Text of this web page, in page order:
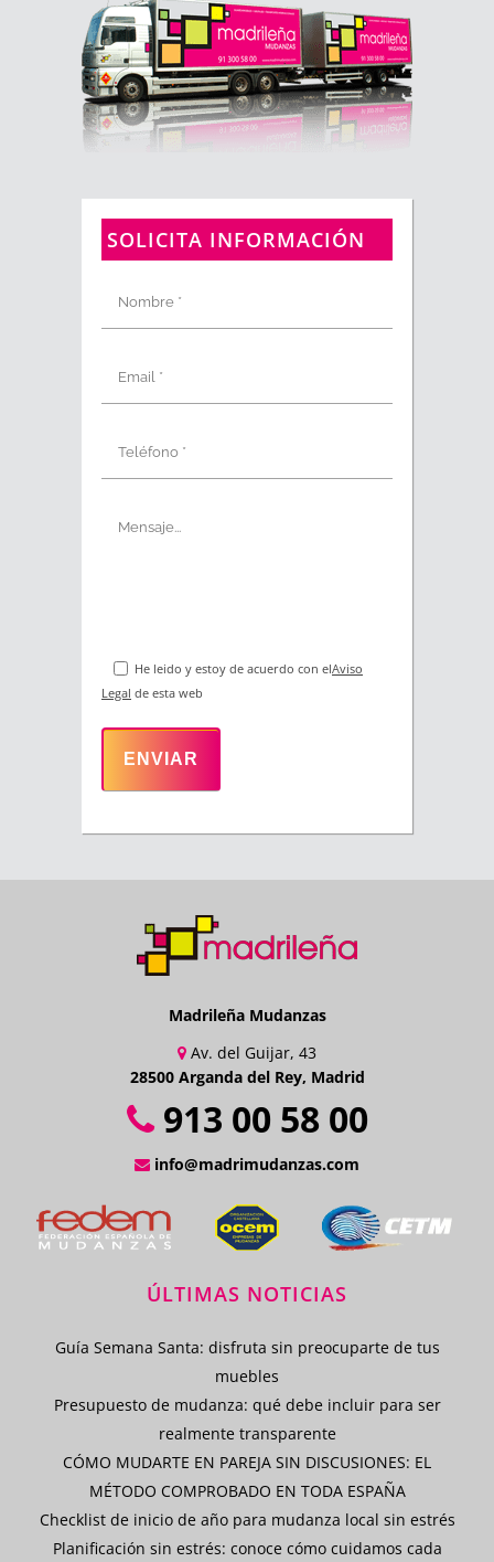
SOLICITA INFORMACIÓN
He leido y estoy de acuerdo con elAviso
Legal de esta web
Madrileña Mudanzas
Av. del Guijar, 43
28500 Arganda del Rey, Madrid
913 00 58 00
info@madrimudanzas.com
ÚLTIMAS NOTICIAS
Guía Semana Santa: disfruta sin preocuparte de tus
muebles
Presupuesto de mudanza: qué debe incluir para ser
realmente transparente
CÓMO MUDARTE EN PAREJA SIN DISCUSIONES: EL
MÉTODO COMPROBADO EN TODA ESPAÑA
Checklist de inicio de año para mudanza local sin estrés
Planificación sin estrés: conoce cómo cuidamos cada